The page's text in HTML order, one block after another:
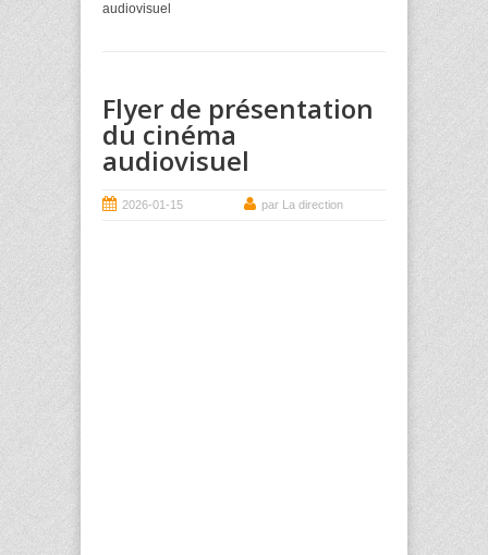
audiovisuel
Flyer de présentation
du cinéma
audiovisuel
2026-01-15 par La direction